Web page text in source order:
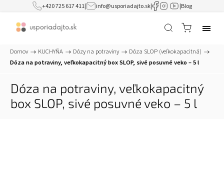
+420 725 617 411| info@usporiadajto.sk| |Blog
Domov / KUCHYŇA / Dózy na potraviny / Dóza SLOP (veľkokapacitná) /
Dóza na potraviny, veľkokapacitný box SLOP, sivé posuvné veko – 5 l
Dóza na potraviny, veľkokapacitný
box SLOP, sivé posuvné veko – 5 l